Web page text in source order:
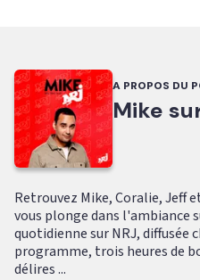
A PROPOS DU
Mike
Retrouvez Mike, Coralie, Jeff
vous plonge dans l'ambiance
quotidienne sur NRJ, diffusée
programme, trois heures de
délires ...